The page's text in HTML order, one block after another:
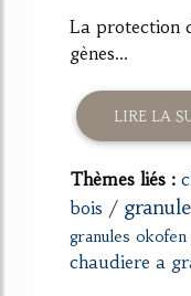
La protection
gènes...
LIRE LA
Thèmes liés :
bois /
granules okofen
chaudiere a